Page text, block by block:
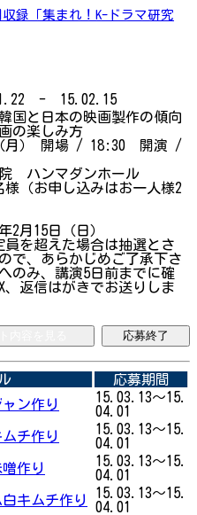
録「集まれ！K-ドラマ研究
- 15.02.15
国と日本の映画製作の傾向
の楽しみ方
月） 開場 / 18:30 開演 /
ハンマダンホール
（お申し込みはお一人様2
2月15日（日）
員を超えた場合は抽選とさ
で、あらかじめご了承下さ
のみ、講演5日前までに確
、返信はがきでお送りしま
応募終了
応募期間
ン作り
15.03.13～15.
04.01
チ作り
15.03.13～15.
04.01
作り
15.03.13～15.
04.01
キムチ作り
15.03.13～15.
04.01